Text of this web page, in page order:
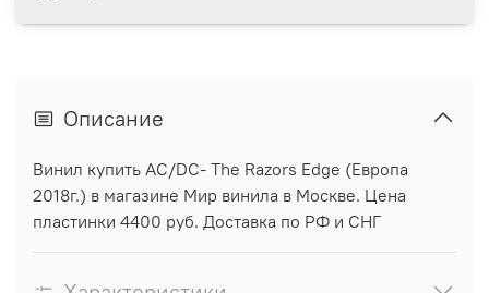
Описание
Винил купить AC/DC- The Razors Edge (Европа
2018г.) в магазине Мир винила в Москве. Цена
пластинки 4400 руб. Доставка по РФ и СНГ